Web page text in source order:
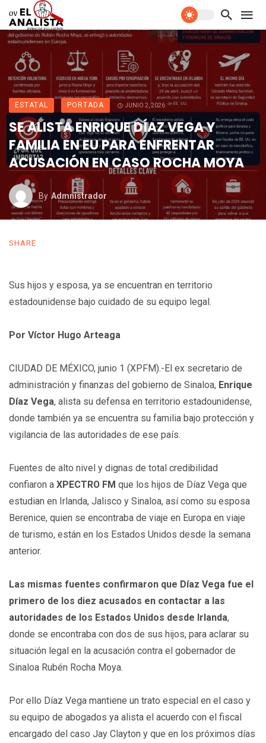
ESTATAL PORTADA JUNIO 2, 2026
SE ALISTA ENRIQUE DÍAZ VEGA Y
FAMILIA EN EU PARA ENFRENTAR
ACUSACIÓN EN CASO ROCHA MOYA
By Admnistrador
SHARE
Sus hijos y esposa, ya se encuentran en territorio
estadounidense bajo cuidado de su equipo legal.
Por Víctor Hugo Arteaga
CIUDAD DE MÉXICO, junio 1 (XPFM).-El ex secretario de
administración y finanzas del gobierno de Sinaloa, Enrique
Díaz Vega, alista su defensa en territorio estadounidense,
donde también ya se encuentra su familia bajo protección y
vigilancia de las autoridades de ese país.
Fuentes de alto nivel y dignas de total credibilidad
confiaron a XPECTRO FM que los hijos de Díaz Vega que
estudian en Irlanda, Jalisco y Sinaloa, así como su esposa
Berenice, quien se encontraba de viaje en Europa en viaje
de turismo, están en los Estados Unidos desde la semana
anterior.
Las mismas fuentes confirmaron que Díaz Vega fue el
primero de los diez acusados en contactar a las
autoridades de los Estados Unidos desde Irlanda,
donde se encontraba con dos de sus hijos, para aclarar su
situación legal en la acusación contra el gobernador de
Sinaloa Rubén Rocha Moya.
Por ello Díaz Vega mantiene un trato especial en el caso y
su equipo de abogados ya alista el acuerdo con el fiscal
encargado del caso Jay Clayton y que en los próximos días